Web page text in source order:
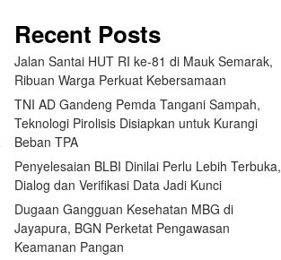
Recent Posts
Jalan Santai HUT RI ke-81 di Mauk Semarak,
Ribuan Warga Perkuat Kebersamaan
TNI AD Gandeng Pemda Tangani Sampah,
Teknologi Pirolisis Disiapkan untuk Kurangi
Beban TPA
Penyelesaian BLBI Dinilai Perlu Lebih Terbuka,
Dialog dan Verifikasi Data Jadi Kunci
Dugaan Gangguan Kesehatan MBG di
Jayapura, BGN Perketat Pengawasan
Keamanan Pangan